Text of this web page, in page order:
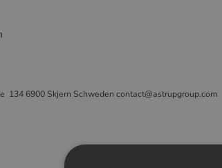
134 6900 Skjern Schweden contact@astrupgroup.com